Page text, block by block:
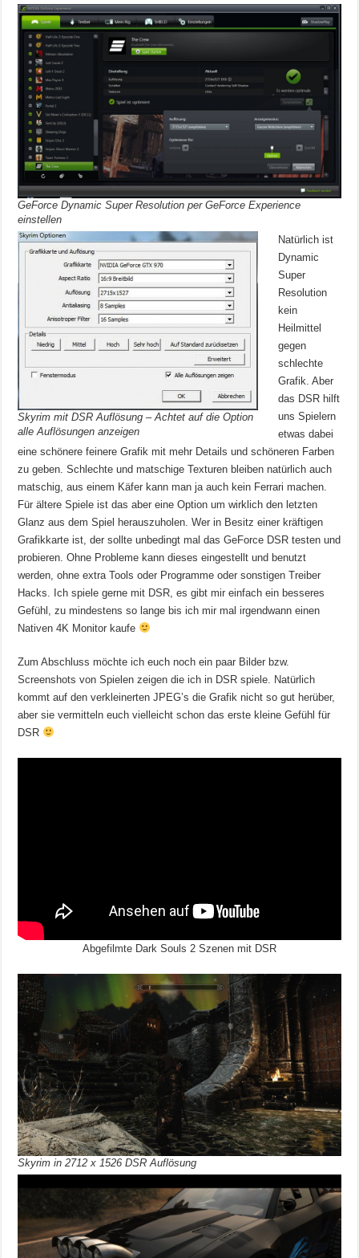
GeForce Dynamic Super Resolution per GeForce Experience
einstellen
Skyrim mit DSR Auflösung – Achtet auf die Option
alle Auflösungen anzeigen
Natürlich ist
Dynamic
Super
Resolution
kein
Heilmittel
gegen
schlechte
Grafik. Aber
das DSR hilft
uns Spielern
etwas dabei
eine schönere feinere Grafik mit mehr Details und schöneren Farben
zu geben. Schlechte und matschige Texturen bleiben natürlich auch
matschig, aus einem Käfer kann man ja auch kein Ferrari machen.
Für ältere Spiele ist das aber eine Option um wirklich den letzten
Glanz aus dem Spiel herauszuholen. Wer in Besitz einer kräftigen
Grafikkarte ist, der sollte unbedingt mal das GeForce DSR testen und
probieren. Ohne Probleme kann dieses eingestellt und benutzt
werden, ohne extra Tools oder Programme oder sonstigen Treiber
Hacks. Ich spiele gerne mit DSR, es gibt mir einfach ein besseres
Gefühl, zu mindestens so lange bis ich mir mal irgendwann einen
Nativen 4K Monitor kaufe
Zum Abschluss möchte ich euch noch ein paar Bilder bzw.
Screenshots von Spielen zeigen die ich in DSR spiele. Natürlich
kommt auf den verkleinerten JPEG’s die Grafik nicht so gut herüber,
aber sie vermitteln euch vielleicht schon das erste kleine Gefühl für
DSR
Abgefilmte Dark Souls 2 Szenen mit DSR
Skyrim in 2712 x 1526 DSR Auflösung